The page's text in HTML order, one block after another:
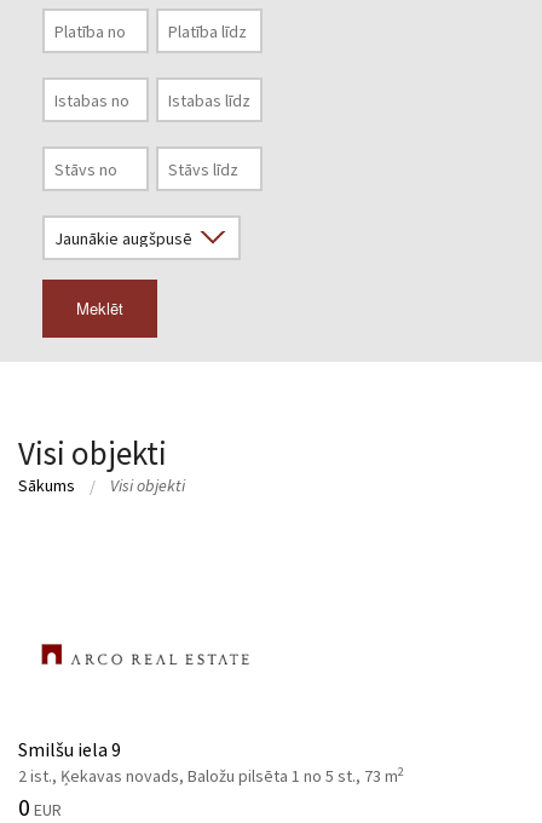
Meklēt
Visi objekti
Sākums Visi objekti
Smilšu iela 9
2 ist., Ķekavas novads, Baložu pilsēta 1 no 5 st., 73 m2
0 EUR